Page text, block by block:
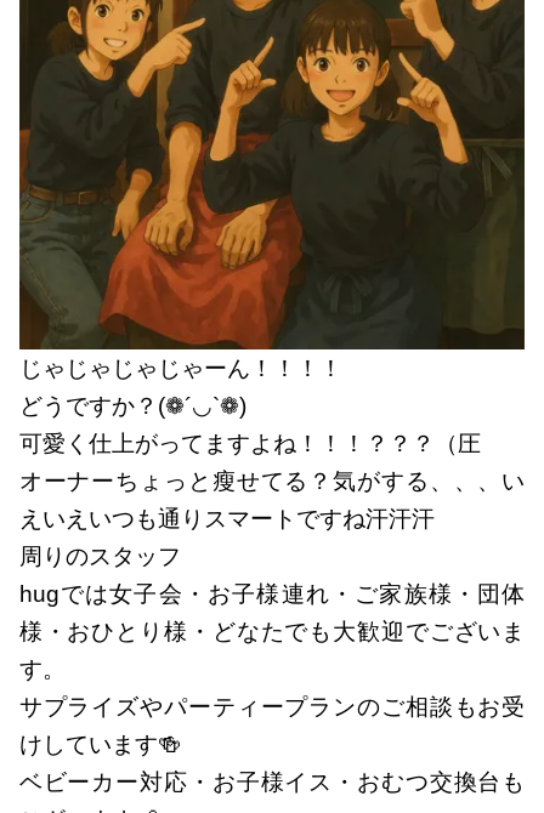
じゃじゃじゃじゃーん！！！！
どうですか？(❁´◡`❁)
可愛く仕上がってますよね！！！？？？（圧
オーナーちょっと瘦せてる？気がする、、、い
えいえいつも通りスマートですね汗汗汗
周りのスタッフ
hugでは女子会・お子様連れ・ご家族様・団体
様・おひとり様・どなたでも大歓迎でございま
す。
サプライズやパーティープランのご相談もお受
けしています🍻
ベビーカー対応・お子様イス・おむつ交換台も